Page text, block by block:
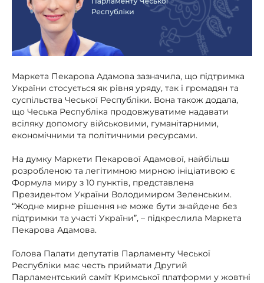
Маркета Пекарова Адамова зазначила, що підтримка
України стосується як рівня уряду, так і громадян та
суспільства Чеської Республіки. Вона також додала,
що Чеська Республіка продовжуватиме надавати
всіляку допомогу військовими, гуманітарними,
економічними та політичними ресурсами.
На думку Маркети Пекарової Адамової, найбільш
розробленою та легітимною мирною ініціативою є
Формула миру з 10 пунктів, представлена
Президентом України Володимиром Зеленським.
“Жодне мирне рішення не може бути знайдене без
підтримки та участі України”, – підкреслила Маркета
Пекарова Адамова.
Голова Палати депутатів Парламенту Чеської
Республіки має честь приймати Другий
Парламентський саміт Кримської платформи у жовтні